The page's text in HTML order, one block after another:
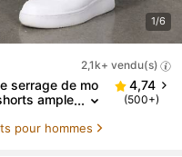
1/6
2,1k+ vendu(s)
serrage de mo
ample
4,74
(500+)
pour hommes